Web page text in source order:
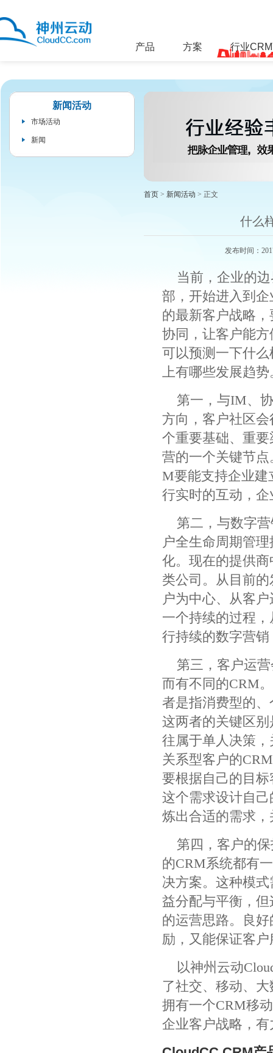
产品 方案 行业
新闻活动
市场活动
新闻
首页 > 新闻活动 > 正文
什么
发布时间：
当前，企业的
部，开始进入到
的最新客户战略
协同，让客户能
可以预测一下什
上有哪些发展趋势
第一，与IM、
方向，客户社区
个重要基础、重
营的一个关键节
M要能支持企业建
行实时的互动，
第二，与数字
户全生命周期管
化。现在的提供
类公司。从目前
户为中心、从客
一个持续的过程
行持续的数字营
第三，客户运
而有不同的CRM
者是指消费型的
这两者的关键区
往属于单人决策
关系型客户的
要根据自己的目
这个需求设计自
炼出合适的需求
第四，客户的
的CRM系统都有
决方案。这种模
益分配与平衡，
的运营思路。良
励，又能保证客
以神州云动
了社交、移动、
拥有一个CRM移
企业客户战略，